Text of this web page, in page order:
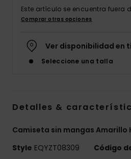
Este artículo se encuentra fuera
Comprar otras opciones
Ver disponibilidad en
Seleccione una talla
Detalles &
Camiseta sin mangas Amarillo
Style EQYZT08309 Código